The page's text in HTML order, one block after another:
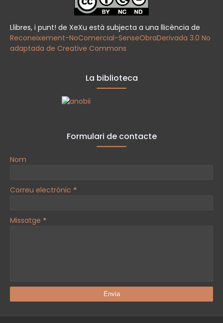
Llibres, i punt! de XeXu està subjecta a una llicència de
Reconeixement-NoComercial-SenseObraDerivada 3.0 No
adaptada de Creative Commons
La biblioteca
Formulari de contacte
Nom
Correu electrònic *
Missatge *